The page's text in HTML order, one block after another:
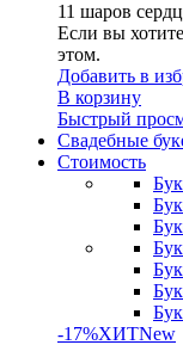
11 шаров
Если вы
этом.
Добавить в
В корзину
Быстрый
Свадебные
Стоимость
-17%ХИТNew